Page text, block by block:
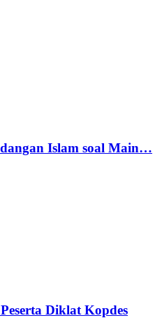
Islam soal Main…
Diklat Kopdes